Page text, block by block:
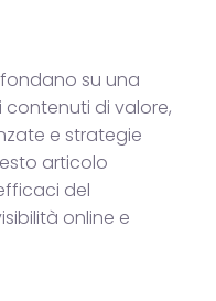
fondano su una
di valore,
e strategie
articolo
del
online e